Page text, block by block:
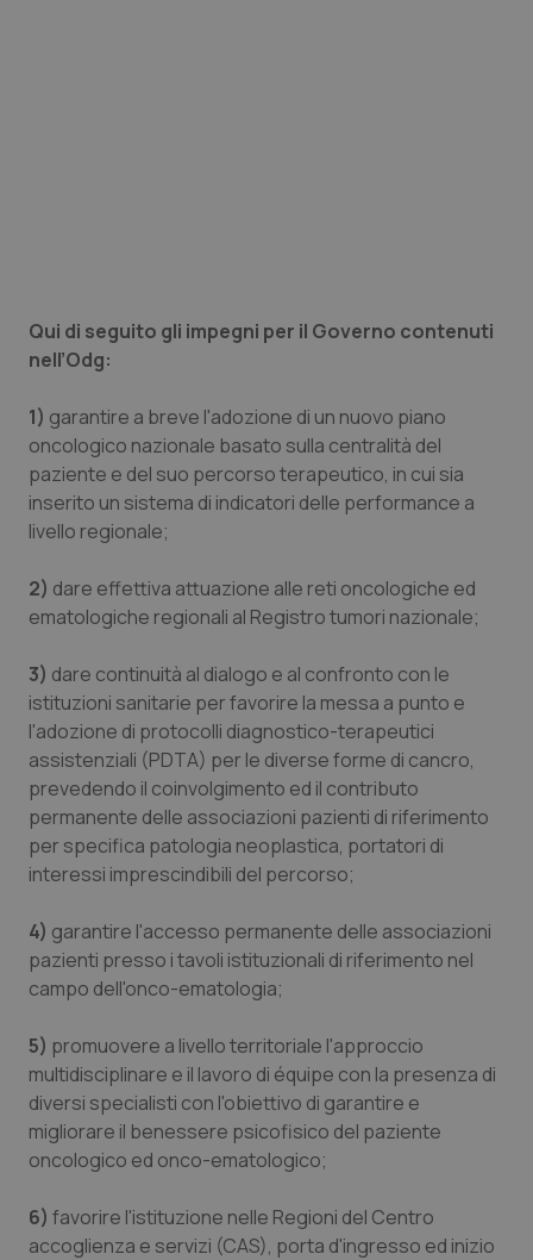
Veneto
Oncoematologia
Oncologia & Nutrizione
Psoriasi & pelle
Quotidiano Cardiologia
Quotidiano Chirurgia
Quotidiano Oncologia
Quotidiano Pediatria
Rene & patologie urogenitali
Salute orale & impianti
Tiroide
Tumore al seno
Tumore ovarico
Tumori del Polmone & Testa Collo
Tumori gastrointestinali
Qui di seguito gli impegni per il Governo contenuti
nell’Odg:
1) garantire a breve l'adozione di un nuovo piano
oncologico nazionale basato sulla centralità del
paziente e del suo percorso terapeutico, in cui sia
inserito un sistema di indicatori delle performance a
livello regionale;
2) dare effettiva attuazione alle reti oncologiche ed
ematologiche regionali al Registro tumori nazionale;
3) dare continuità al dialogo e al confronto con le
istituzioni sanitarie per favorire la messa a punto e
l'adozione di protocolli diagnostico-terapeutici
assistenziali (PDTA) per le diverse forme di cancro,
prevedendo il coinvolgimento ed il contributo
permanente delle associazioni pazienti di riferimento
per specifica patologia neoplastica, portatori di
interessi imprescindibili del percorso;
4) garantire l'accesso permanente delle associazioni
pazienti presso i tavoli istituzionali di riferimento nel
campo dell'onco-ematologia;
5) promuovere a livello territoriale l'approccio
multidisciplinare e il lavoro di équipe con la presenza di
diversi specialisti con l'obiettivo di garantire e
migliorare il benessere psicofisico del paziente
oncologico ed onco-ematologico;
6) favorire l'istituzione nelle Regioni del Centro
accoglienza e servizi (CAS), porta d'ingresso ed inizio